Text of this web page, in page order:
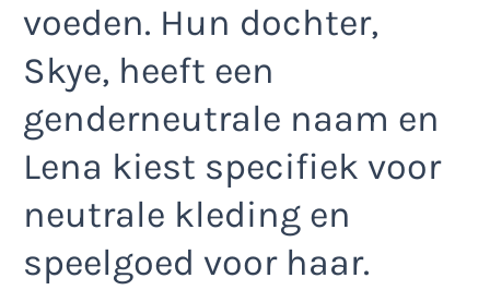
voeden. Hun dochter,
Skye, heeft een
genderneutrale naam en
Lena kiest specifiek voor
neutrale kleding en
speelgoed voor haar.